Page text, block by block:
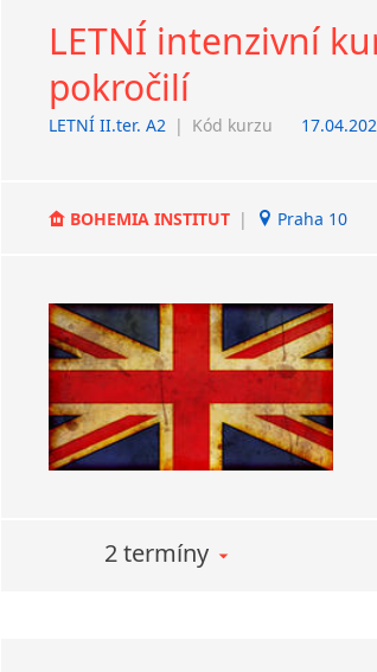
LETNÍ intenzivní
pokročilí
LETNÍ II.ter. A2 | Kód kurzu
BOHEMIA INSTITUT | Praha 10
2 termíny